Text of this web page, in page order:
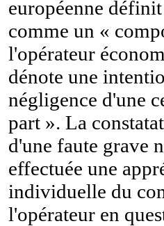
européenne
comme un «
l'opérateur
dénote une
négligence d'une
part ». La
d'une faute grave
effectuée une
individuelle du
l'opérateur en